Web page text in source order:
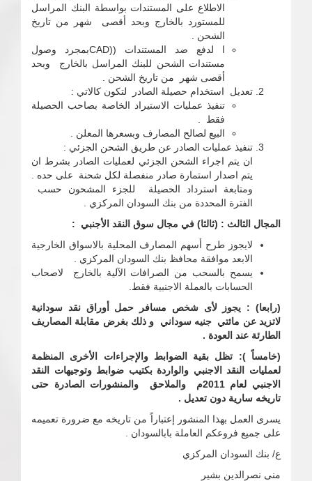
الاطلاع على المستندات بواسطة البنك المراسل
للمستورد بالخارج وبحد أقصى شهر من تاريخ
الشحن .
ا لدفع ضد المستندات ((CADبمجرد وصول
مستندات الشحن للبنك المراسل بالخارج وبحد
أقصى شهر من تاريخ الشحن .
تعديل استخدام حصيلة الصادر لتكون كالاتي :
تنفيذ عمليات الاستيراد الخاصة بصاحب الحصيلة
فقط .
البيع لصالح المصارف وبسعرها المعلن .
تنفيذ عمليات الصادر عن طريق الشحن الجزئي :
ان يتم اجراء الشحن الجزئي لعمليات الصادر بشرط ان
يتم اصدار استمارة صادر منفصلة لكل شحنة على حده .
ومتابعة استرداد الحصيلة للجزء المشحون حسب
الفترة المحددة من بنك السودان المركزي .
المجال الثالث : (ثالثا) في مجال سوق النقد الأجنبي :
لايجوز طرح أسهم المصارف المحلية بالاسواق الخارجية
الابعد موافقة محافظ بنك السودان المركزي .
يسمح بالسحب من الصرافات الآلية بالخارج لاصحاب
الحسابات بالعملة الاجنبية فقط.
(رابعا) : يجوز لأى شخص مسافر حمل أوراق نقد سودانية
لاتزيد عن مائتي جنيه سوداني و ذلك بغرض مقابلة المصاريف
الطارئة عند العودة .
(خامساً ): تظل بقية الضوابط والإجراءات الأخرى المنظمة
لعمليات النقد الاجنبي والواردة بكتيب ضوابط وتوجيهات النقد
الاجنبي لعام 2011م والملاحق والمنشورات الصادرة حتى
تاريخه سارية دون تعديل .
يسرى العمل بهذا المنشور إعتباراً من تاريخه مع ضرورة تعميمه
على جميع فروعكم العاملة بابالسودان .
ع/ بنك السودان المركزي
منى نصرالدين بشير